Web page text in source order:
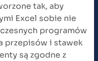
tak, aby
Excel sobie nie
programów
przepisów i stawek
są zgodne z